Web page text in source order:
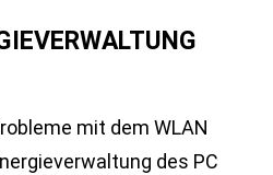
mit dem WLAN
des PC